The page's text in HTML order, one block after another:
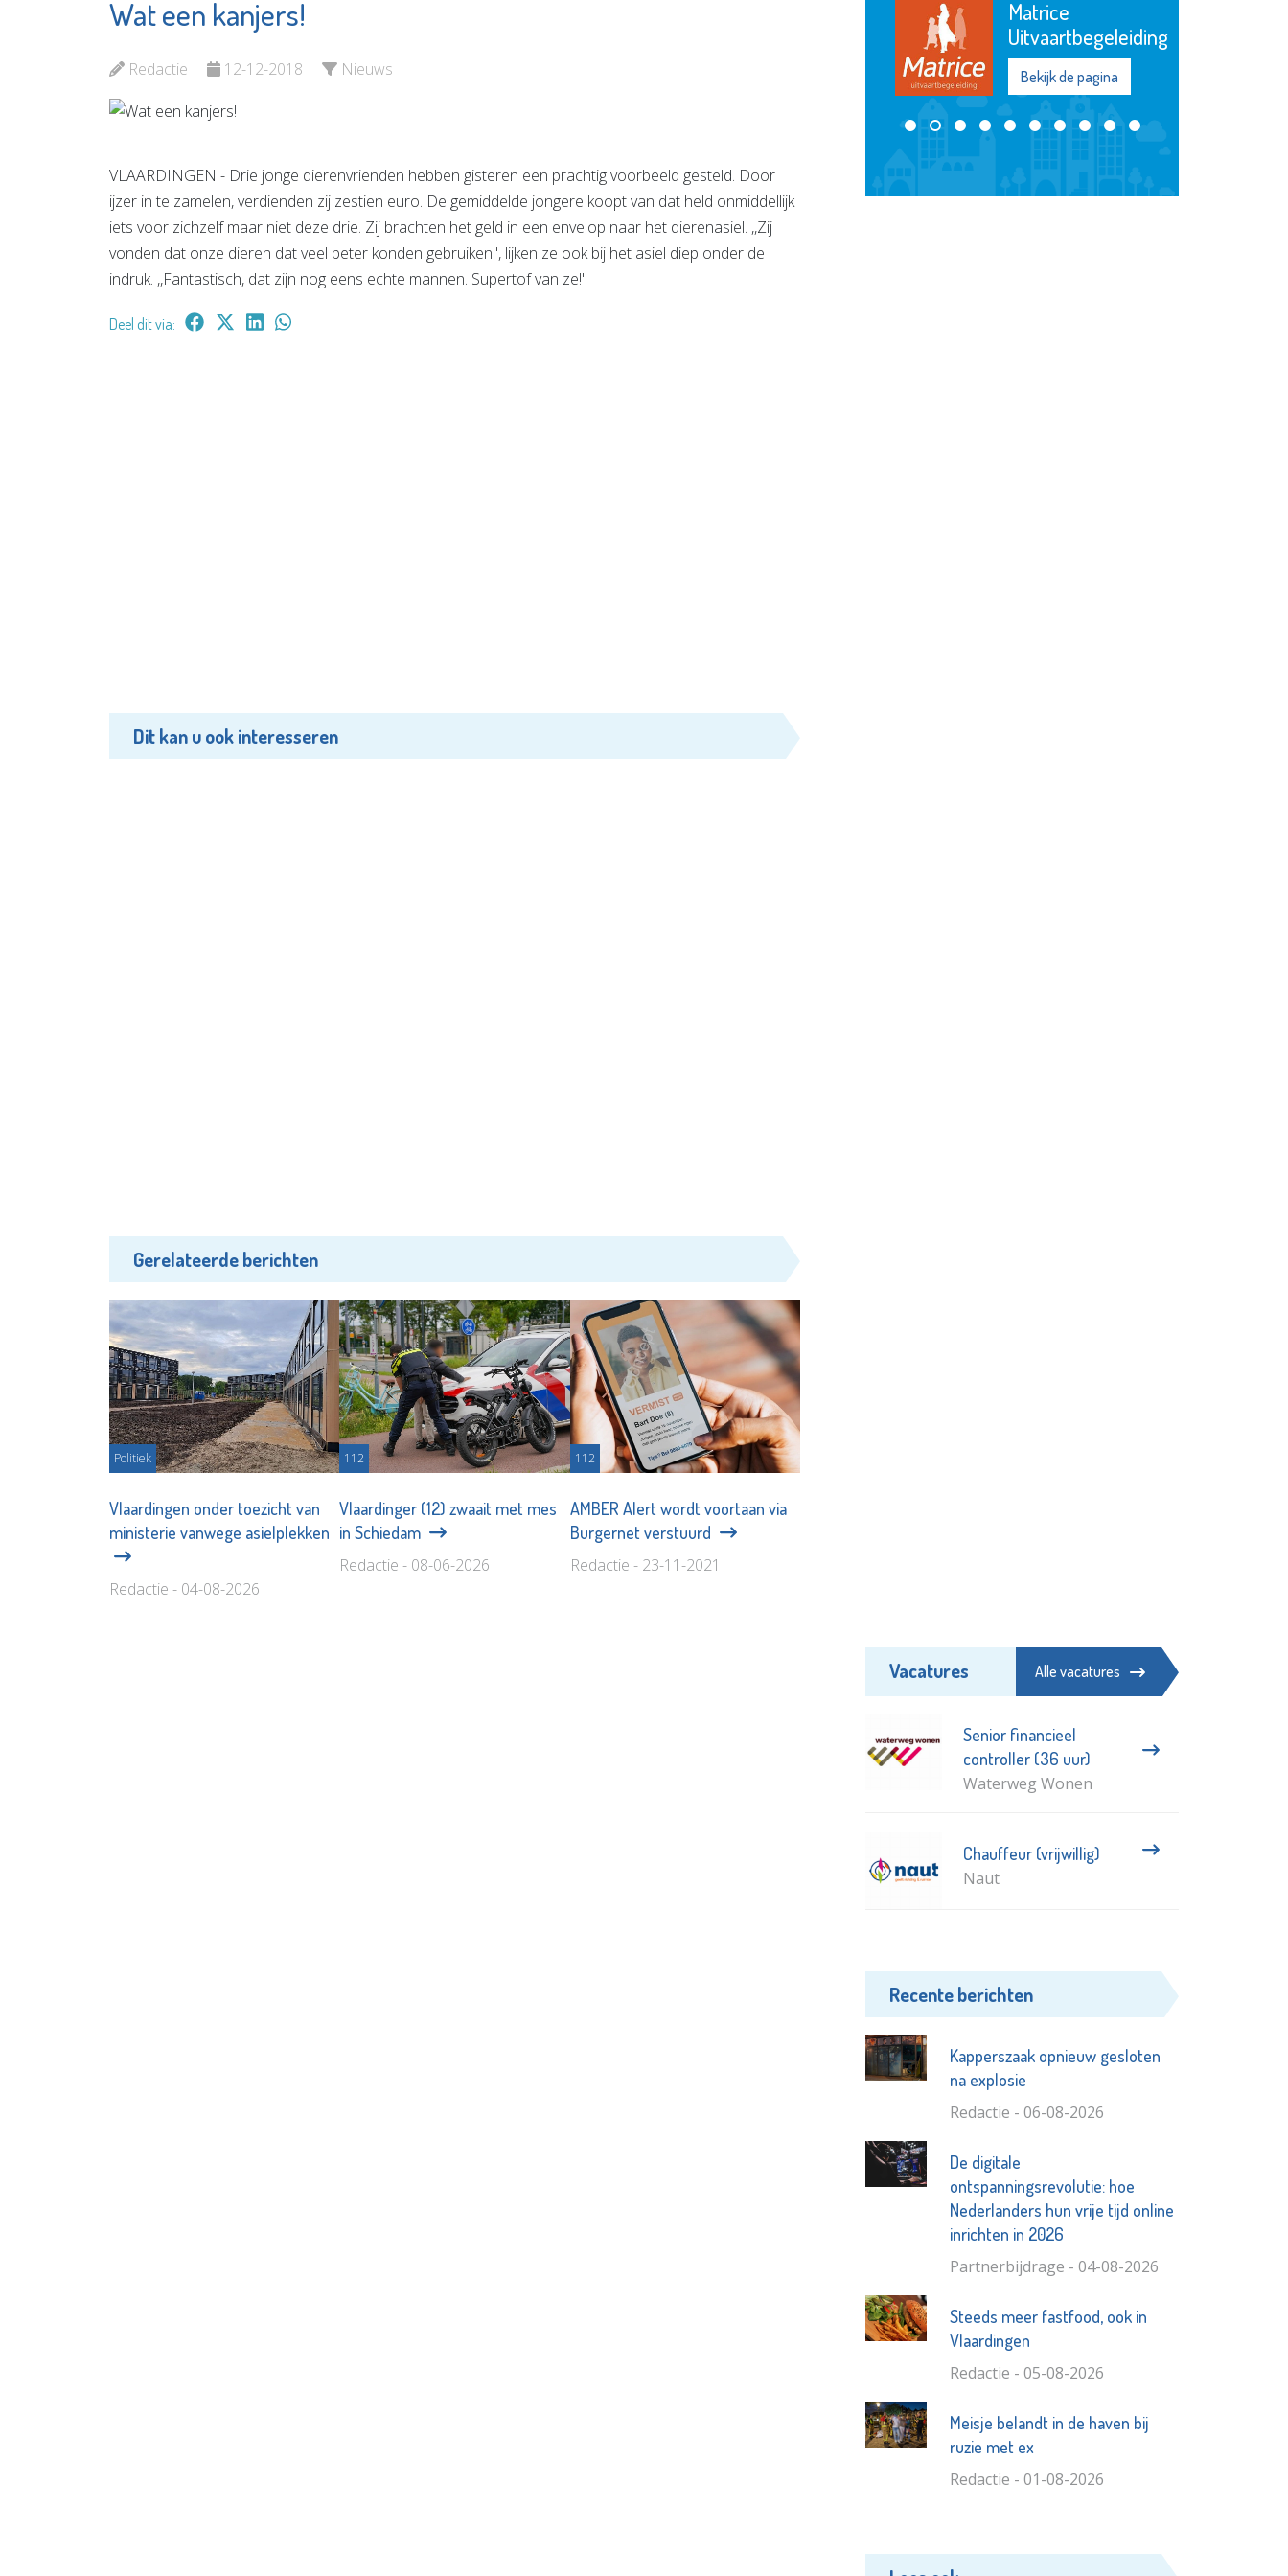
Wat een kanjers!
Redactie 12-12-2018 Nieuws
VLAARDINGEN - Drie jonge dierenvrienden hebben gisteren een prachtig voorbeeld gesteld. Door
ijzer in te zamelen, verdienden zij zestien euro. De gemiddelde jongere koopt van dat held onmiddellijk
iets voor zichzelf maar niet deze drie. Zij brachten het geld in een envelop naar het dierenasiel. ,,Zij
vonden dat onze dieren dat veel beter konden gebruiken'', lijken ze ook bij het asiel diep onder de
indruk. ,,Fantastisch, dat zijn nog eens echte mannen. Supertof van ze!''
Deel dit via:
Dit kan u ook interesseren
Gerelateerde berichten
Politiek
Vlaardingen onder toezicht van
ministerie vanwege asielplekken
Redactie - 04-08-2026
112
Vlaardinger (12) zwaait met mes
in Schiedam
Redactie - 08-06-2026
112
AMBER Alert wordt voortaan via
Burgernet verstuurd
Redactie - 23-11-2021
Bekijk de pagina
Bekijk de pagina
Matrice
Uitvaartbegeleiding
Bekijk de pagina
Vacatures Alle vacatures
Senior financieel
controller (36 uur)
Waterweg Wonen
Chauffeur (vrijwillig)
Naut
Recente berichten
Kapperszaak opnieuw gesloten
na explosie
Redactie - 06-08-2026
De digitale
ontspanningsrevolutie: hoe
Nederlanders hun vrije tijd online
inrichten in 2026
Partnerbijdrage - 04-08-2026
Steeds meer fastfood, ook in
Vlaardingen
Redactie - 05-08-2026
Meisje belandt in de haven bij
ruzie met ex
Redactie - 01-08-2026